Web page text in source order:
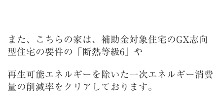
また、こちらの家は、補助金対象住宅のGX志向
型住宅の要件の「断熱等級6」や
再生可能エネルギーを除いた一次エネルギー消費
量の削減率をクリアしております。